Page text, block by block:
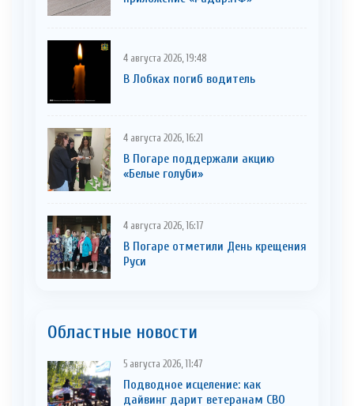
4 августа 2026, 19:48
В Лобках погиб водитель
4 августа 2026, 16:21
В Погаре поддержали акцию
«Белые голуби»
4 августа 2026, 16:17
В Погаре отметили День крещения
Руси
Областные новости
5 августа 2026, 11:47
Подводное исцеление: как
дайвинг дарит ветеранам СВО